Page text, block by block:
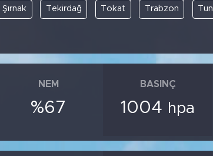
Şırnak Tekirdağ Tokat Trabzon
NEM
%67
BASINÇ
1004 hpa